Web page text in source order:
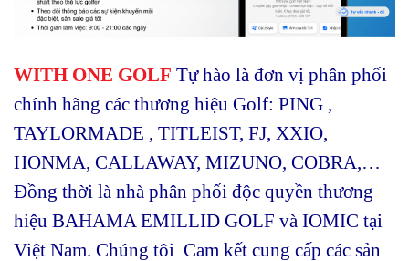
WITH ONE GOLF Tự hào là đơn vị phân phối
chính hãng các thương hiệu Golf: PING ,
TAYLORMADE , TITLEIST, FJ, XXIO,
HONMA, CALLAWAY, MIZUNO, COBRA,…
Đồng thời là nhà phân phối độc quyền thương
hiệu BAHAMA EMILLID GOLF và IOMIC tại
Việt Nam. Chúng tôi Cam kết cung cấp các sản